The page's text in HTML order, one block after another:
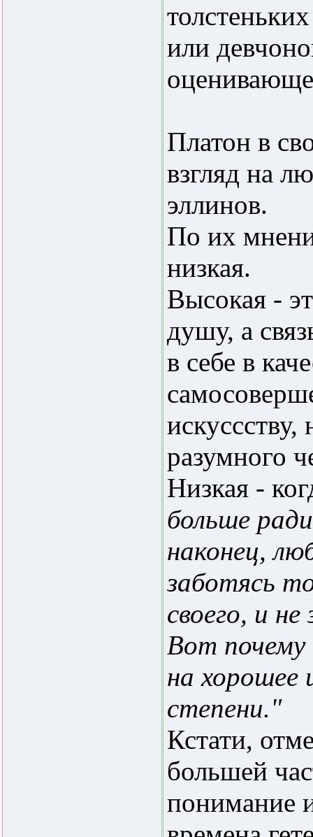
или
Платон в
взгляд на
эллинов.
По их
низкая.
Высокая -
душу, а
в себе в
разумного
Низкая -
больше
наконец,
заботясь
своего, и
Вот почему
на хорошее
степени."
Кстати,
большей
понимание